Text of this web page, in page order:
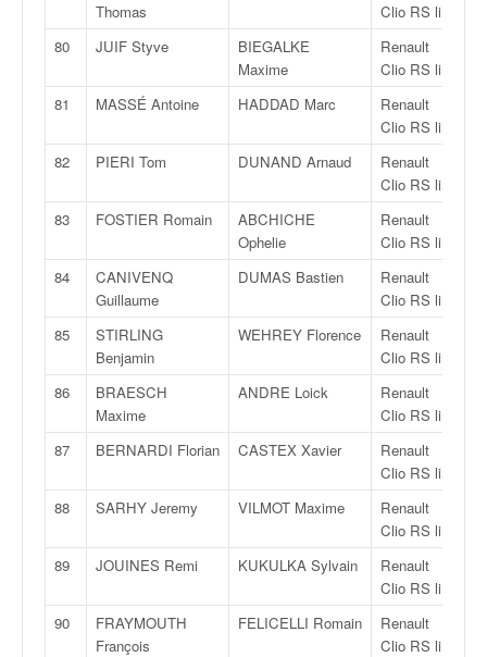
Thomas
Clio RS line
80 JUIF Styve
BIEGALKE
Maxime
Renault
Clio RS line
81 MASSÉ Antoine HADDAD Marc
Renault
Clio RS line
82 PIERI Tom DUNAND Arnaud
Renault
Clio RS line
83 FOSTIER Romain
ABCHICHE
Ophelie
Renault
Clio RS line
84
CANIVENQ
Guillaume
DUMAS Bastien
Renault
Clio RS line
85
STIRLING
Benjamin
WEHREY Florence
Renault
Clio RS line
86
BRAESCH
Maxime
ANDRE Loick
Renault
Clio RS line
87 BERNARDI Florian CASTEX Xavier
Renault
Clio RS line
88 SARHY Jeremy VILMOT Maxime
Renault
Clio RS line
89 JOUINES Remi KUKULKA Sylvain
Renault
Clio RS line
90
FRAYMOUTH
François
FELICELLI Romain
Renault
Clio RS line